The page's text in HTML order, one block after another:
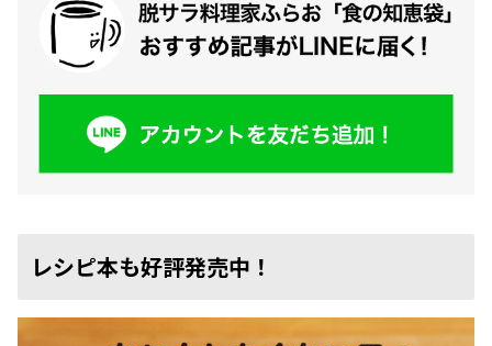
レシピ本も好評発売中！